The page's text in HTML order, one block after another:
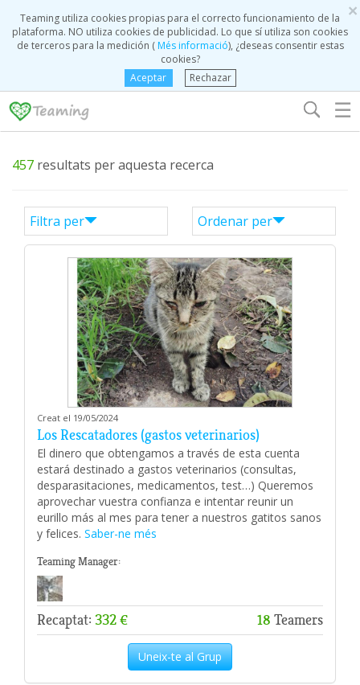
×
Teaming utiliza cookies propias para el correcto funcionamiento de la
plataforma. NO utiliza cookies de publicidad. Lo que sí utiliza son cookies
de terceros para la medición (Més informació), ¿deseas consentir estas
cookies?
Aceptar
Rechazar
☰
457 resultats per aquesta recerca
Filtra per Ordenar per
Creat el 19/05/2024
Los Rescatadores (gastos veterinarios)
El dinero que obtengamos a través de esta cuenta
estará destinado a gastos veterinarios (consultas,
desparasitaciones, medicamentos, test…) Queremos
aprovechar vuestra confianza e intentar reunir un
eurillo más al mes para tener a nuestros gatitos sanos
y felices. Saber-ne més
Teaming Manager:
Recaptat: 332 € 18 Teamers
Uneix-te al Grup